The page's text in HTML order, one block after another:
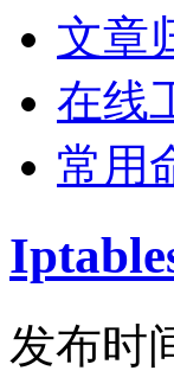
文章
在线
常用
发布时